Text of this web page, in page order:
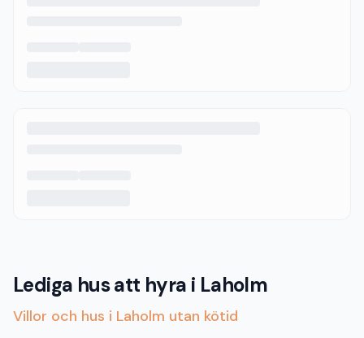
Lediga hus att hyra i Laholm
Villor och hus i Laholm utan kötid